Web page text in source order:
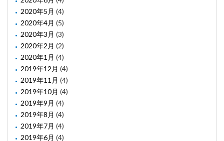
2020年5月 (4)
2020年4月 (5)
2020年3月 (3)
2020年2月 (2)
2020年1月 (4)
2019年12月 (4)
2019年11月 (4)
2019年10月 (4)
2019年9月 (4)
2019年8月 (4)
2019年7月 (4)
2019年6月 (4)